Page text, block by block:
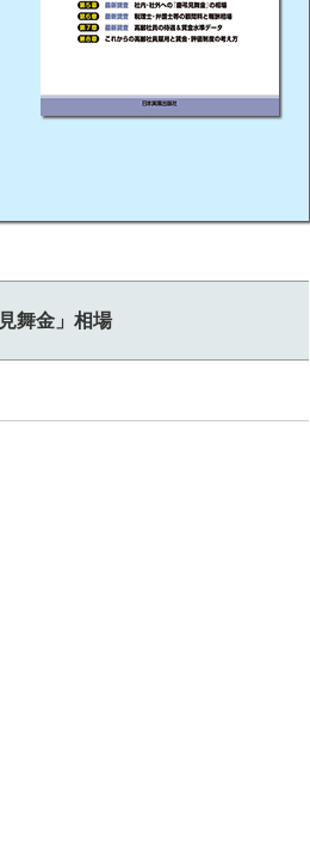
舞金」相場